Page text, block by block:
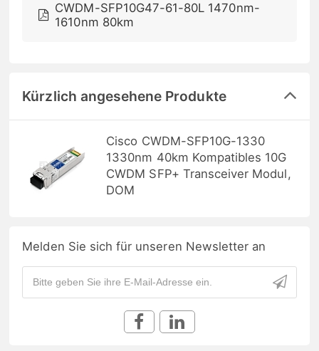
CWDM-SFP10G47-61-80L 1470nm-
1610nm 80km
Kürzlich angesehene Produkte
Cisco CWDM-SFP10G-1330
1330nm 40km Kompatibles 10G
CWDM SFP+ Transceiver Modul,
DOM
Melden Sie sich für unseren Newsletter an